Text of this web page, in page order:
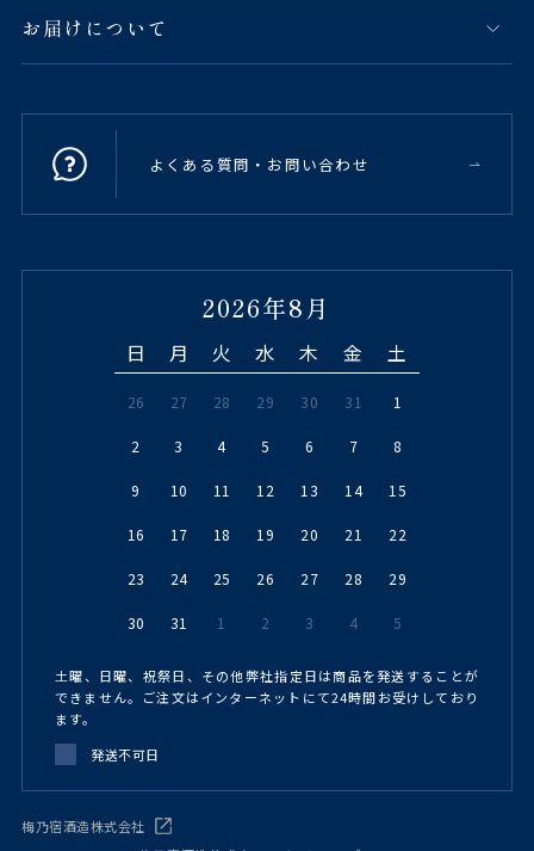
お届けについて
よくある質問・お問い合わせ
2026年8月
日 月 火 水 木 金 土
26 27 28 29 30 31 1
2 3 4 5 6 7 8
9 10 11 12 13 14 15
16 17 18 19 20 21 22
23 24 25 26 27 28 29
30 31 1 2 3 4 5
土曜、日曜、祝祭日、その他弊社指定日は商品を発送することが
できません。ご注文はインターネットにて24時間お受けしており
ます。
発送不可日
梅乃宿酒造株式会社